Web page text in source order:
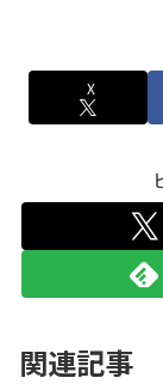
X
関連記事